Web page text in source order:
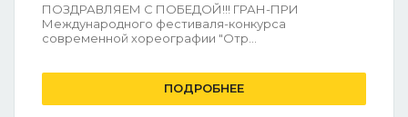
ПОЗДРАВЛЯЕМ С ПОБЕДОЙ!!! ГРАН-ПРИ
Международного фестиваля-конкурса
современной хореографии "Отр...
ПОДРОБНЕЕ